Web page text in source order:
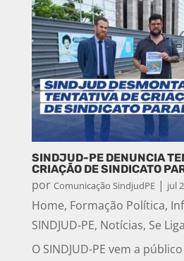
SINDJUD-PE DENUNCIA
CRIAÇÃO DE SINDICATO
por Comunicação SindjudPE| jul
Home, Formação Política,
SINDJUD-PE, Notícias, Se
O SINDJUD-PE vem a